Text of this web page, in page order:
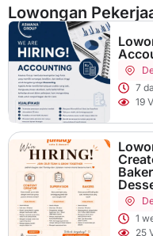
Lowongan
7
19
1
25